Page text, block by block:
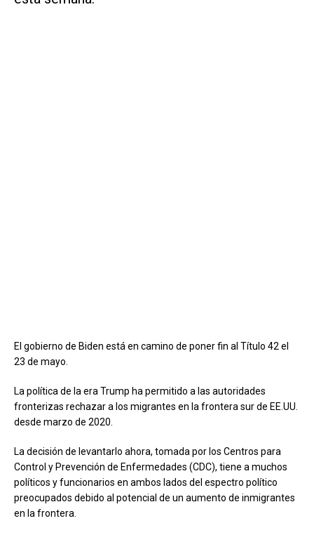
El gobierno de Biden está en camino de poner fin al Título 42 el
23 de mayo.
La política de la era Trump ha permitido a las autoridades
fronterizas rechazar a los migrantes en la frontera sur de EE.UU.
desde marzo de 2020.
La decisión de levantarlo ahora, tomada por los Centros para
Control y Prevención de Enfermedades (CDC), tiene a muchos
políticos y funcionarios en ambos lados del espectro político
preocupados debido al potencial de un aumento de inmigrantes
en la frontera.